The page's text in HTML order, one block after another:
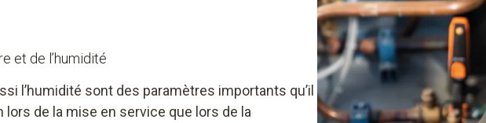
et de l’humidité
l’humidité sont des paramètres importants qu’il
de la mise en service que lors de la